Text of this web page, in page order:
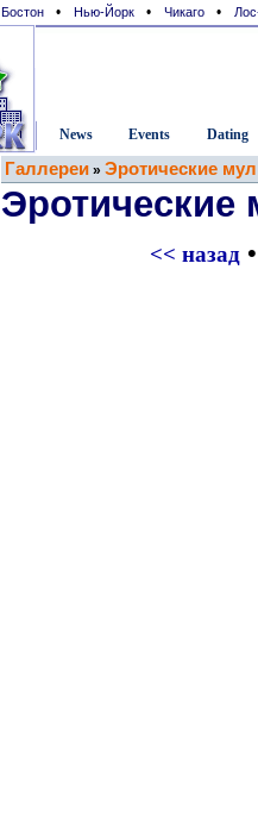
Бостон • Нью-Йорк • Чикаго •
News Events Dating
Галлереи » Эротические
Эротические
<< назад